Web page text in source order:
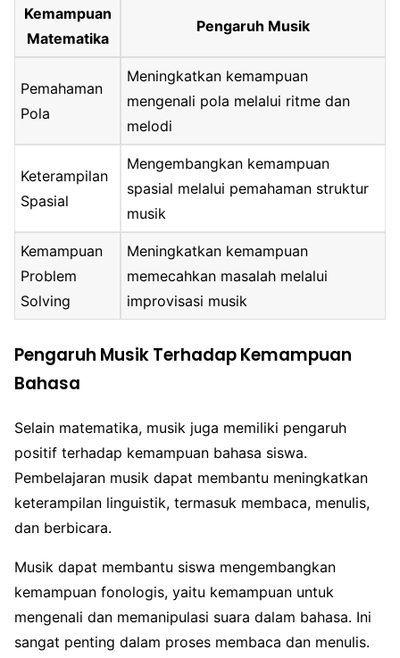
Kemampuan
Matematika
Pengaruh Musik
Pemahaman
Pola
Meningkatkan kemampuan
mengenali pola melalui ritme dan
melodi
Keterampilan
Spasial
Mengembangkan kemampuan
spasial melalui pemahaman struktur
musik
Kemampuan
Problem
Solving
Meningkatkan kemampuan
memecahkan masalah melalui
improvisasi musik
Pengaruh Musik Terhadap Kemampuan
Bahasa
Selain matematika, musik juga memiliki pengaruh
positif terhadap kemampuan bahasa siswa.
Pembelajaran musik dapat membantu meningkatkan
keterampilan linguistik, termasuk membaca, menulis,
dan berbicara.
Musik dapat membantu siswa mengembangkan
kemampuan fonologis, yaitu kemampuan untuk
mengenali dan memanipulasi suara dalam bahasa. Ini
sangat penting dalam proses membaca dan menulis.